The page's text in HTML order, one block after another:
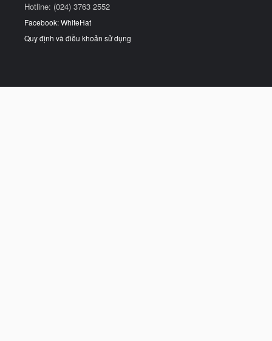
Hotline: (024) 3763 2552
Facebook: WhiteHat
Quy định và điều khoản sử dụng